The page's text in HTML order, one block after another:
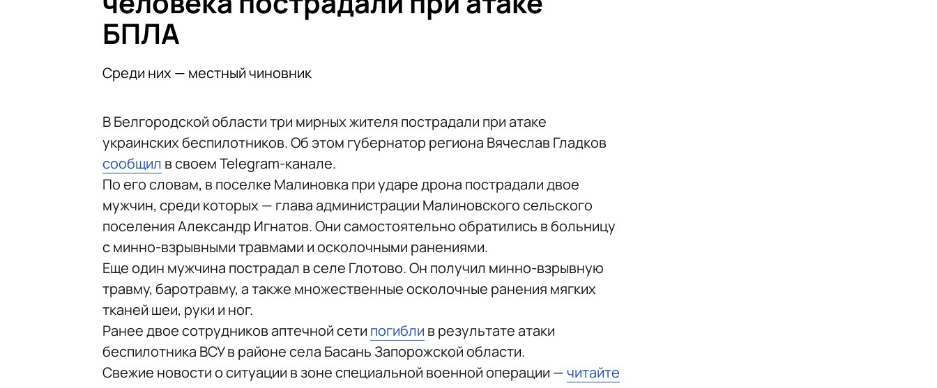
БПЛА
Среди них — местный чиновник
В Белгородской области три мирных жителя пострадали при атаке
украинских беспилотников. Об этом губернатор региона Вячеслав Гладков
сообщил в своем Telegram-канале.
По его словам, в поселке Малиновка при ударе дрона пострадали двое
мужчин, среди которых — глава администрации Малиновского сельского
поселения Александр Игнатов. Они самостоятельно обратились в больницу
с минно-взрывными травмами и осколочными ранениями.
Еще один мужчина пострадал в селе Глотово. Он получил минно-взрывную
травму, баротравму, а также множественные осколочные ранения мягких
тканей шеи, руки и ног.
Ранее двое сотрудников аптечной сети погибли в результате атаки
беспилотника ВСУ в районе села Басань Запорожской области.
Свежие новости о ситуации в зоне специальной военной операции —читайте